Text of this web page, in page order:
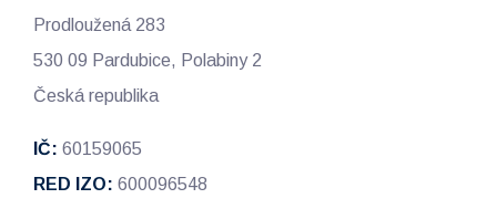
Prodloužená 283
530 09 Pardubice, Polabiny 2
Česká republika
IČ: 60159065
RED IZO: 600096548